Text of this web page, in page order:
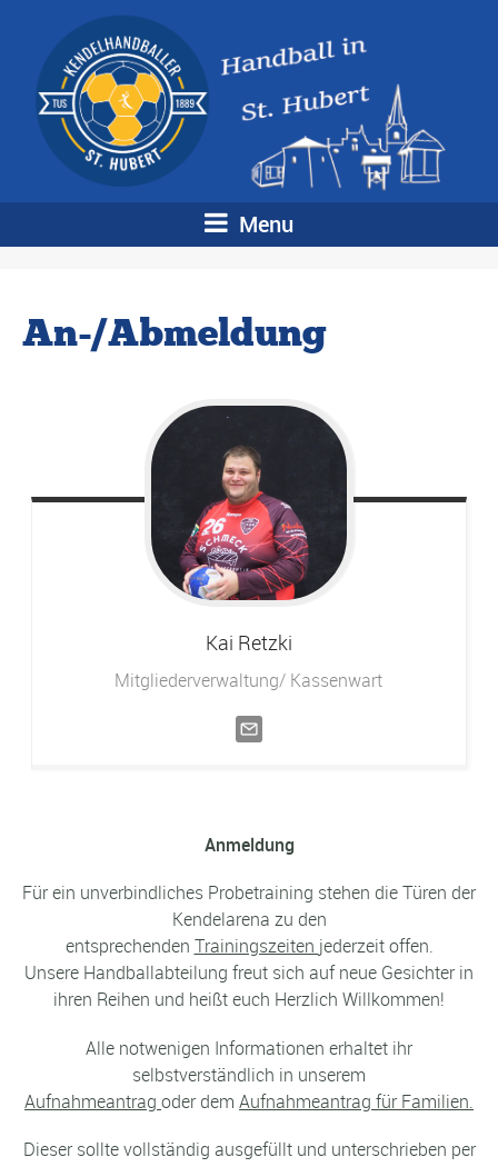
Menu
An-/Abmeldung
Kai Retzki
Mitgliederverwaltung/ Kassenwart
Anmeldung
Für ein unverbindliches Probetraining stehen die Türen der
Kendelarena zu den
entsprechenden Trainingszeiten jederzeit offen.
Unsere Handballabteilung freut sich auf neue Gesichter in
ihren Reihen und heißt euch Herzlich Willkommen!
Alle notwenigen Informationen erhaltet ihr
selbstverständlich in unserem
Aufnahmeantrag oder dem Aufnahmeantrag für Familien.
Dieser sollte vollständig ausgefüllt und unterschrieben per